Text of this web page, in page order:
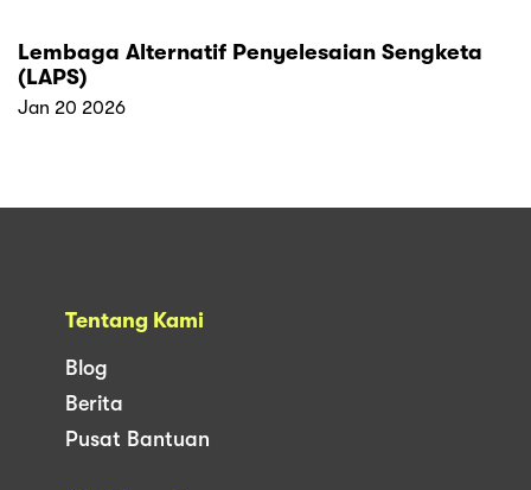
Lembaga Alternatif Penyelesaian Sengketa
(LAPS)
Jan 20 2026
Tentang Kami
Blog
Berita
Pusat Bantuan